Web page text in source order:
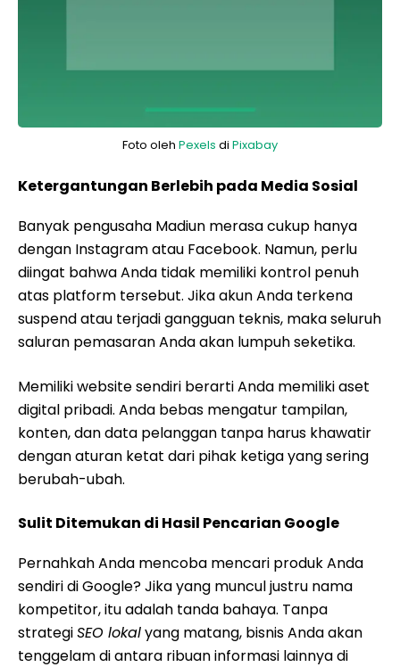
Foto oleh Pexels di Pixabay
Ketergantungan Berlebih pada Media Sosial
Banyak pengusaha Madiun merasa cukup hanya
dengan Instagram atau Facebook. Namun, perlu
diingat bahwa Anda tidak memiliki kontrol penuh
atas platform tersebut. Jika akun Anda terkena
suspend atau terjadi gangguan teknis, maka seluruh
saluran pemasaran Anda akan lumpuh seketika.
Memiliki website sendiri berarti Anda memiliki aset
digital pribadi. Anda bebas mengatur tampilan,
konten, dan data pelanggan tanpa harus khawatir
dengan aturan ketat dari pihak ketiga yang sering
berubah-ubah.
Sulit Ditemukan di Hasil Pencarian Google
Pernahkah Anda mencoba mencari produk Anda
sendiri di Google? Jika yang muncul justru nama
kompetitor, itu adalah tanda bahaya. Tanpa
strategiSEO lokalyang matang, bisnis Anda akan
tenggelam di antara ribuan informasi lainnya di